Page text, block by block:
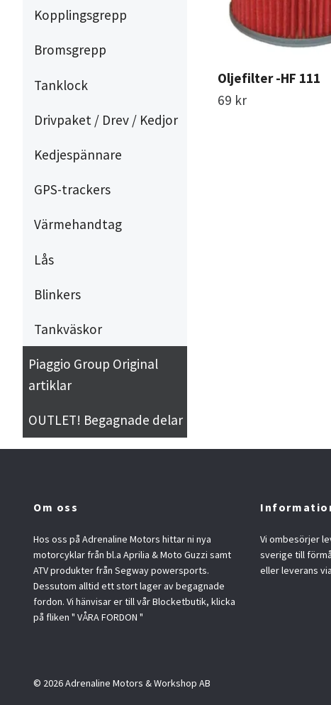
Kopplingsgrepp
Bromsgrepp
Tanklock
Drivpaket / Drev / Kedjor
Kedjespännare
GPS-trackers
Värmehandtag
Lås
Blinkers
Tankväskor
Piaggio Group Original
artiklar
OUTLET! Begagnade delar
Oljefilter -HF 111
69 kr
Om oss
Hos oss på Adrenaline Motors hittar ni nya
motorcyklar från bl.a Aprilia & Moto Guzzi samt
ATV produkter från Segway powersports.
Dessutom alltid ett stort lager av begagnade
fordon. Vi hänvisar er till vår Blocketbutik, klicka
på fliken " VÅRA FORDON "
Vi ombesörjer
sverige till
eller leverans
© 2026 Adrenaline Motors & Workshop AB